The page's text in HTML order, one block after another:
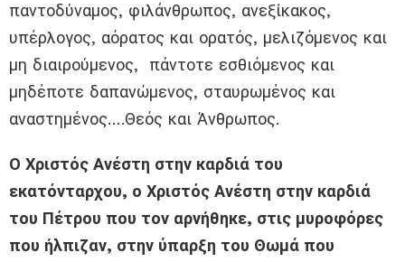
παντοδύναμος, φιλάνθρωπος, ανεξίκακος,
υπέρλογος, αόρατος και ορατός, μελιζόμενος και
μη διαιρούμενος, πάντοτε εσθιόμενος και
μηδέποτε δαπανώμενος, σταυρωμένος και
αναστημένος….Θεός και Άνθρωπος.
Ο Χριστός Ανέστη στην καρδιά του
εκατόνταρχου, ο Χριστός Ανέστη στην καρδιά
του Πέτρου που τον αρνήθηκε, στις μυροφόρες
που ήλπιζαν, στην ύπαρξη του Θωμά που